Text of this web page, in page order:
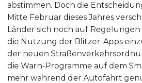
abstimmen. Doch die
Mitte Februar dieses Jahres
Länder sich noch auf
die Nutzung der Blitzer-Apps
der neuen
die Warn-Programme auf dem
mehr während der Autofahrt